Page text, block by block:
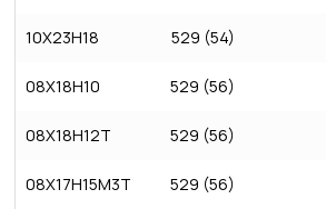
10X23Н18 529 (54)
08X18Н10 529 (56)
08X18Н12Т 529 (56)
08X17Н15M3T 529 (56)